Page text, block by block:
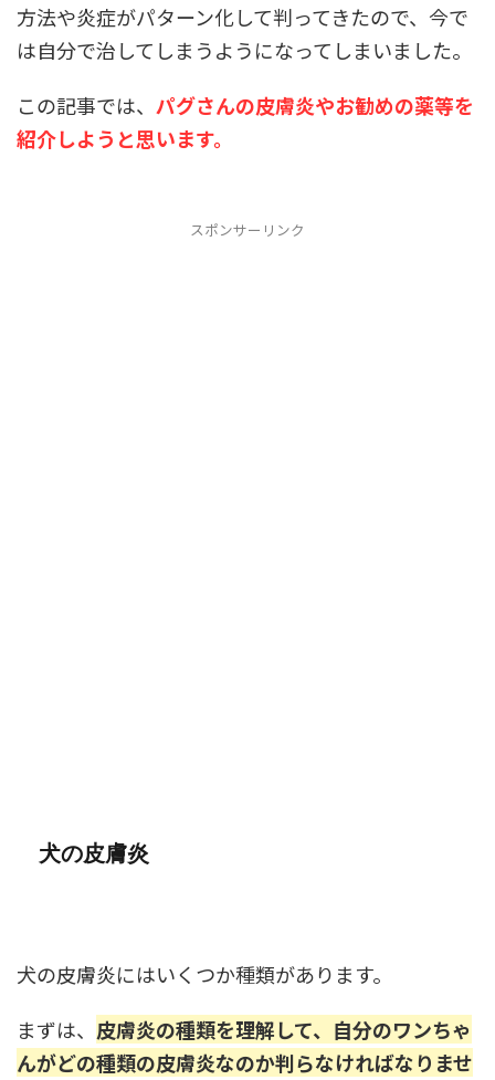
方法や炎症がパターン化して判ってきたので、今で
は自分で治してしまうようになってしまいました。
この記事では、 パグさんの皮膚炎やお勧めの薬等を
紹介しようと思います。
スポンサーリンク
犬の皮膚炎
犬の皮膚炎にはいくつか種類があります。
まずは、 皮膚炎の種類を理解して、自分のワンちゃ
んがどの種類の皮膚炎なのか判らなければなりませ